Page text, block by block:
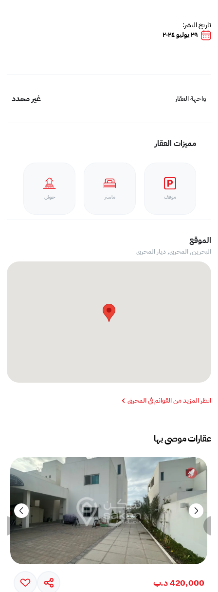
تاريخ النشر:
٢٩ يوليو ٢٠٢٤
واجهة العقار غير محدد
مميزات العقار
موقف ماستر حوش
الموقع
البحرين, المحرق, ديار المحرق
انظر المزيد من القوائم في المحرق
عقارات موصى بها
420,000 د.ب